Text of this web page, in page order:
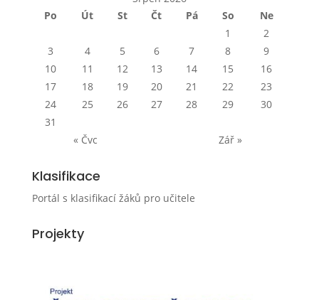
Po
Út St Čt Pá So
Ne
1
2
3
4 5 6 7 8
9
10
11 12 13 14 15
16
17
18 19 20 21 22
23
24
25 26 27 28 29
30
31
« Čvc
Zář »
Klasifikace
Portál s klasifikací žáků pro učitele
Projekty